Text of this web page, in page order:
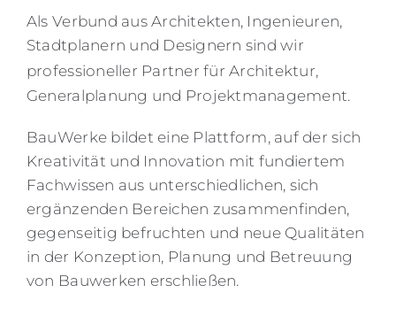
Als Verbund aus Architekten, Ingenieuren,
Stadtplanern und Designern sind wir
professioneller Partner für Architektur,
Generalplanung und Projektmanagement.
BauWerke bildet eine Plattform, auf der sich
Kreativität und Innovation mit fundiertem
Fachwissen aus unterschiedlichen, sich
ergänzenden Bereichen zusammenfinden,
gegenseitig befruchten und neue Qualitäten
in der Konzeption, Planung und Betreuung
von Bauwerken erschließen.